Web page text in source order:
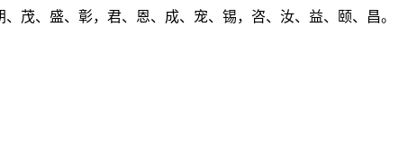
茂、盛、彰，君、恩、成、宠、锡，咨、汝、益、颐、昌。